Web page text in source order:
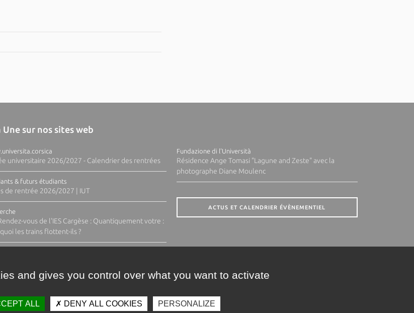
Une sur nos sites web
universitaire 2026/2027 - Calendrier des rentrées
& futurs étudiants
de rentrée 2026/2027 | IUT
vous de l'IES Cargèse : Quantiquement votre :
les trains flottent-ils ?
Fundazione di l'Università
Résidence Ange Tomasi "Lagune and Zeste" avec la
photographe Diane Moulenc
ACTUS ET CALENDRIER ÉVÈNEMENTIEL
and gives you control over what you want to activate
ALL DENY ALL COOKIES PERSONALIZE